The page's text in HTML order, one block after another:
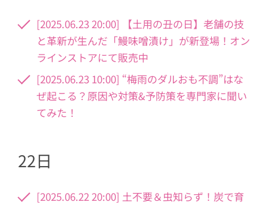
[2025.06.23 20:00] 【土用の丑の日】老舗の技
と革新が生んだ「鰻味噌漬け」が新登場！オン
ラインストアにて販売中
[2025.06.23 10:00] “梅雨のダルおも不調”はな
ぜ起こる？原因や対策&予防策を専門家に聞い
てみた！
22日
[2025.06.22 20:00] 土不要＆虫知らず！炭で育